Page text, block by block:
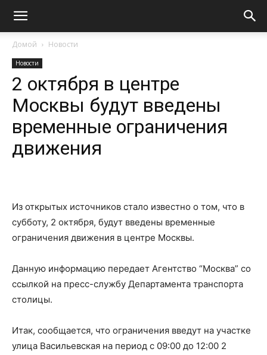
Домой Новости
Новости
2 октября в центре
Москвы будут введены
временные ограничения
движения
Из открытых источников стало известно о том, что в
субботу, 2 октября, будут введены временные
ограничения движения в центре Москвы.
Данную информацию передает Агентство “Москва” со
ссылкой на пресс-службу Департамента транспорта
столицы.
Итак, сообщается, что ограничения введут на участке
улица Васильевская на период с 09:00 до 12:00 2